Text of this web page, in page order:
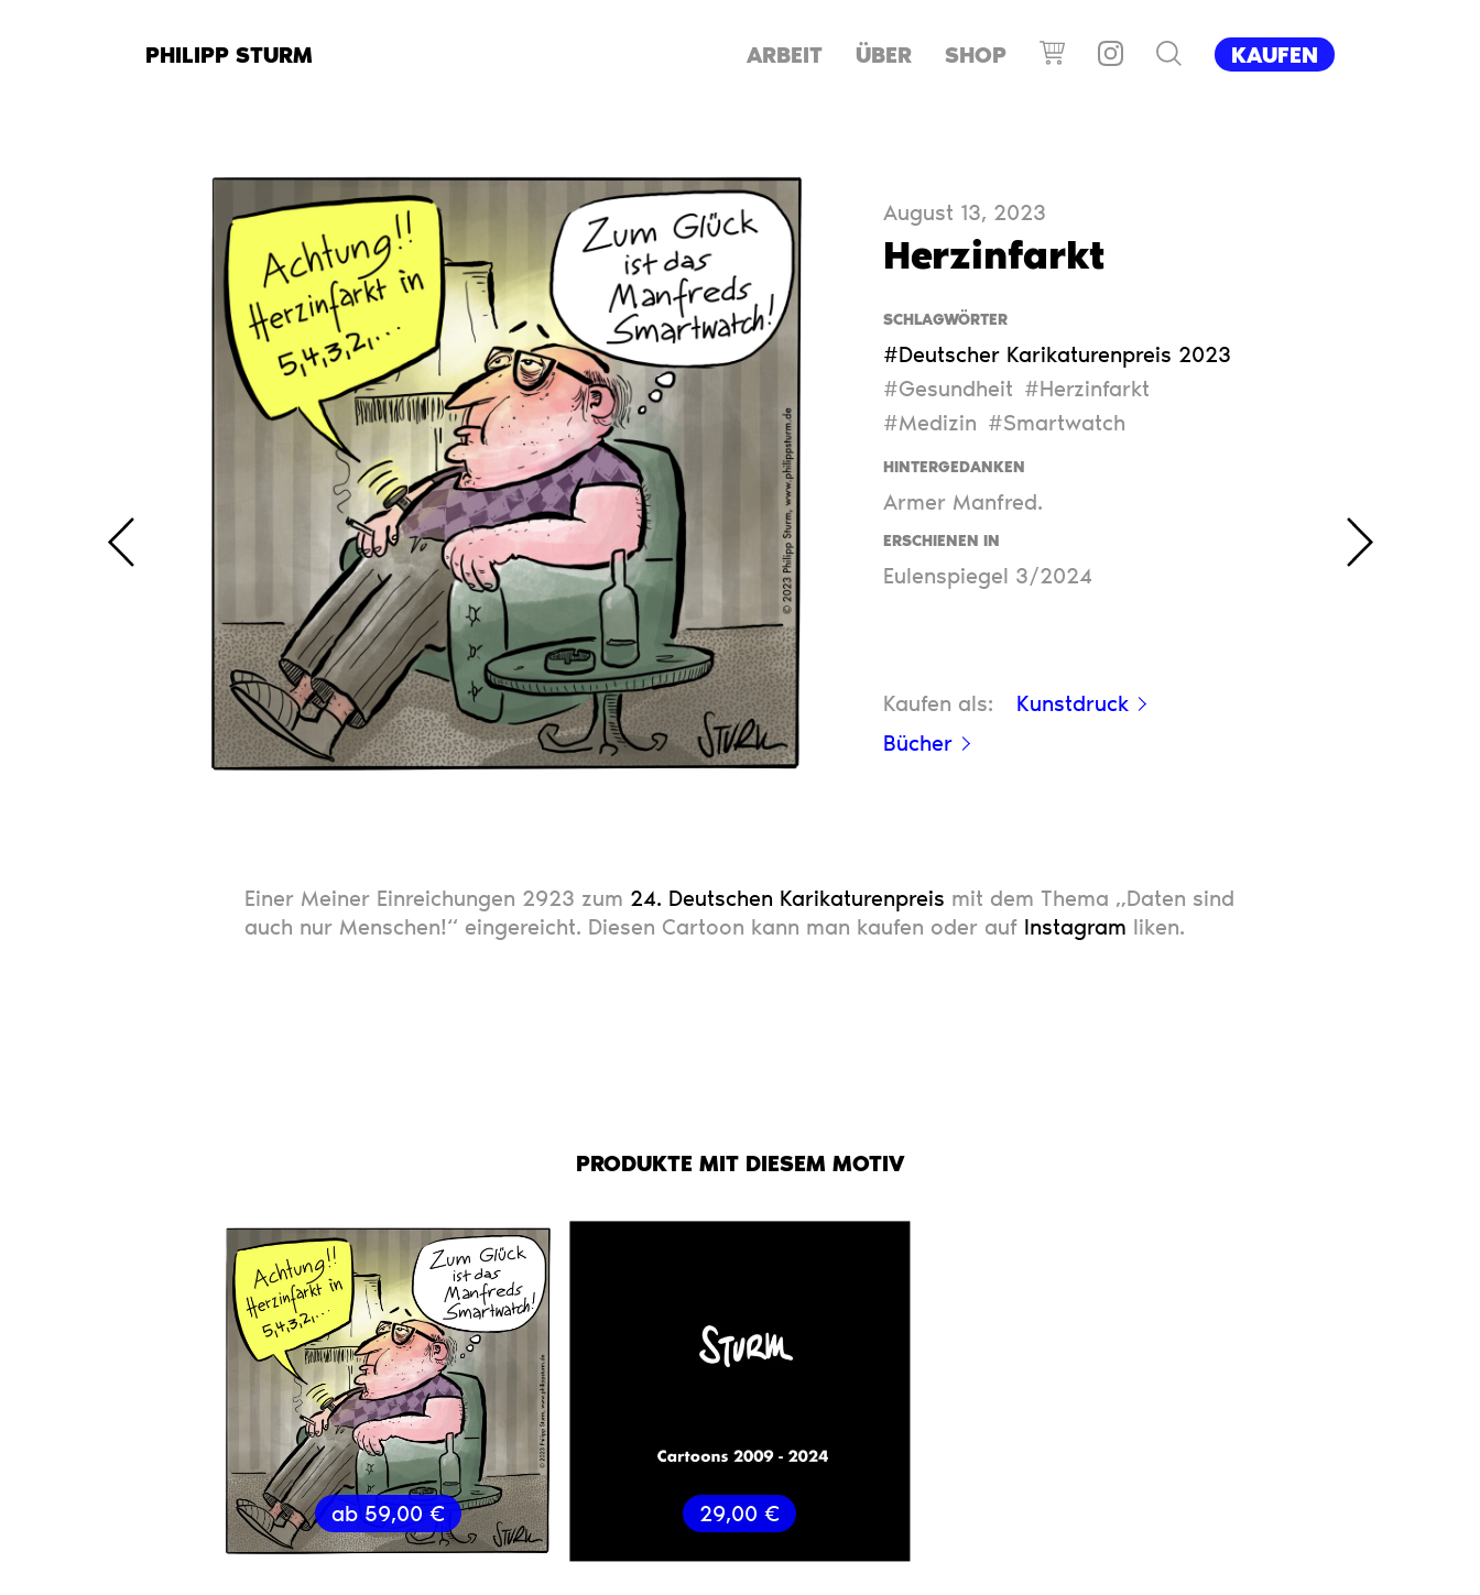
PHILIPP STURM ARBEIT ÜBER SHOP KAUFEN
August 13, 2023
Herzinfarkt
SCHLAGWÖRTER
#Deutscher Karikaturenpreis 2023
#Gesundheit #Herzinfarkt
#Medizin #Smartwatch
HINTERGEDANKEN
Armer Manfred.
ERSCHIENEN IN
Eulenspiegel 3/2024
Kaufen als:
Kunstdruck
Bücher
Einer Meiner Einreichungen 2923 zum 24. Deutschen Karikaturenpreis mit dem Thema „Daten sind
auch nur Menschen!“ eingereicht. Diesen Cartoon kann man kaufen oder auf Instagram liken.
PRODUKTE MIT DIESEM MOTIV
ab 59,00€ 29,00€